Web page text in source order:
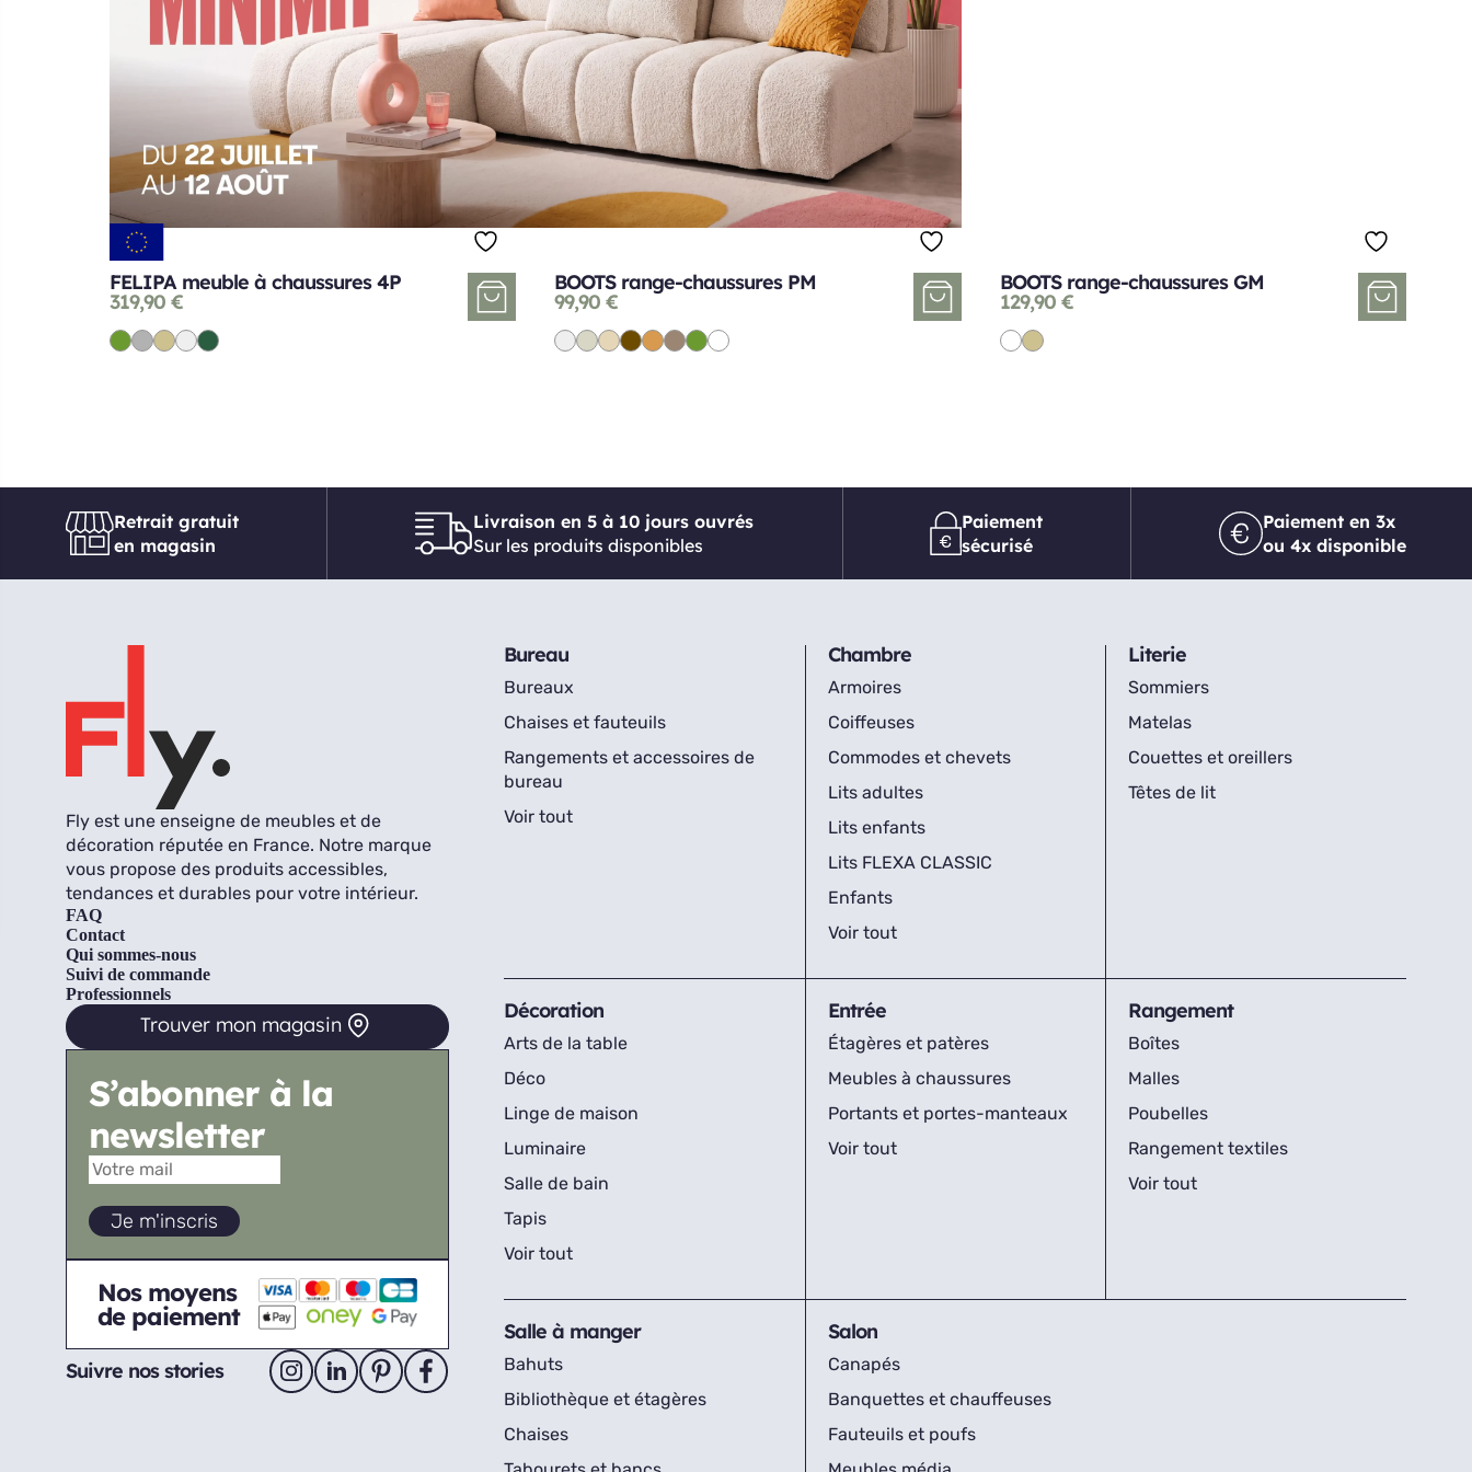
FELIPA meuble à chaussures 4P
319,90 €
BOOTS range-chaussures PM
99,90€
BOOTS range-chaussures GM
129,90 €
Retrait gratuit
en magasin
Livraison en 5 à 10 jours ouvrés
Sur les produits disponibles
Paiement
sécurisé
Paiement en 3x
ou 4x disponible
Fly est une enseigne de meubles et de
décoration réputée en France. Notre marque
vous propose des produits accessibles,
tendances et durables pour votre intérieur.
FAQ
Contact
Qui sommes-nous
Suivi de commande
Professionnels
Trouver mon magasin
S’abonner à la
newsletter
Nos moyens
de paiement
Suivre nos stories
Bureau
Bureaux
Chaises et fauteuils
Rangements et accessoires de
bureau
Voir tout
Chambre
Armoires
Coiffeuses
Commodes et chevets
Lits adultes
Lits enfants
Lits FLEXA CLASSIC
Enfants
Voir tout
Literie
Sommiers
Matelas
Couettes et oreillers
Têtes de lit
Décoration
Arts de la table
Déco
Linge de maison
Luminaire
Salle de bain
Tapis
Voir tout
Entrée
Étagères et patères
Meubles à chaussures
Portants et portes-manteaux
Voir tout
Rangement
Boîtes
Malles
Poubelles
Rangement textiles
Voir tout
Salle à manger
Bahuts
Bibliothèque et étagères
Chaises
Salon
Canapés
Banquettes et chauffeuses
Fauteuils et poufs